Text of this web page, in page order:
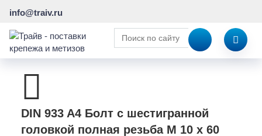
info@traiv.ru
DIN 933 A4 Болт с шестигранной
головкой полная резьба M 10 x 60